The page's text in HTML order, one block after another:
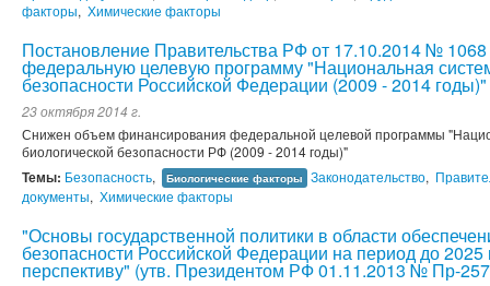
факторы, Химические факторы
Постановление Правительства РФ от 17.10.2014 №
федеральную целевую программу "Национальная
безопасности Российской Федерации (2009 - 2014 годы)"
23 октября 2014 г.
Снижен объем финансирования федеральной целевой программы
биологической безопасности РФ (2009 - 2014 годы)"
Темы: Безопасность, Биологические факторы Законодательство,
документы, Химические факторы
"Основы государственной политики в области
безопасности Российской Федерации на период до
перспективу" (утв. Президентом РФ 01.11.2013 № Пр-